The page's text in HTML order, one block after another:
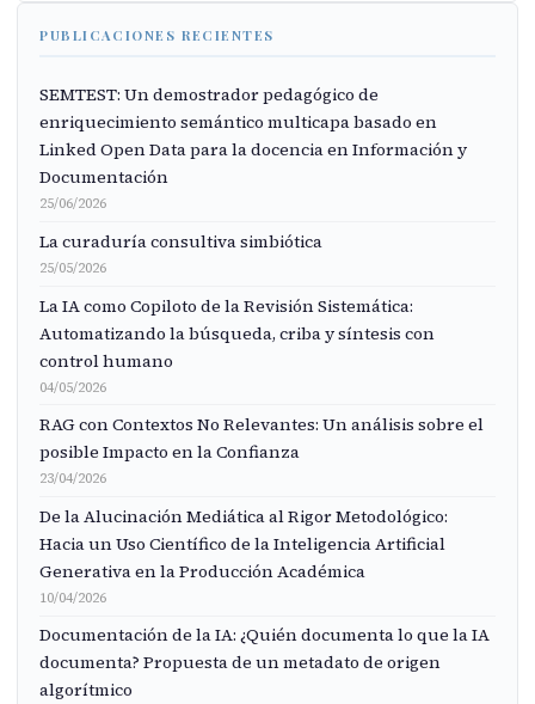
PUBLICACIONES RECIENTES
SEMTEST: Un demostrador pedagógico de
enriquecimiento semántico multicapa basado en
Linked Open Data para la docencia en Información y
Documentación
25/06/2026
La curaduría consultiva simbiótica
25/05/2026
La IA como Copiloto de la Revisión Sistemática:
Automatizando la búsqueda, criba y síntesis con
control humano
04/05/2026
RAG con Contextos No Relevantes: Un análisis sobre el
posible Impacto en la Confianza
23/04/2026
De la Alucinación Mediática al Rigor Metodológico:
Hacia un Uso Científico de la Inteligencia Artificial
Generativa en la Producción Académica
10/04/2026
Documentación de la IA: ¿Quién documenta lo que la IA
documenta? Propuesta de un metadato de origen
algorítmico